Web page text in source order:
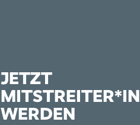
JETZT
MITSTREITER*IN
WERDEN